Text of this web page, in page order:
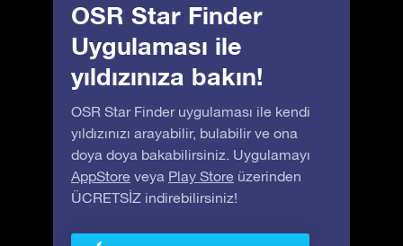
OSR Star Finder
Uygulaması ile
yıldızınıza bakın!
OSR Star Finder uygulaması ile kendi
yıldızınızı arayabilir, bulabilir ve ona
doya doya bakabilirsiniz. Uygulamayı
AppStore veya Play Store üzerinden
ÜCRETSİZ indirebilirsiniz!